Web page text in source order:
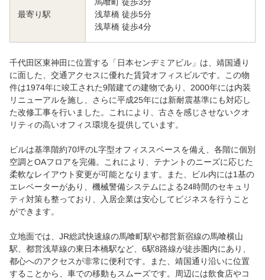
最寄り駅
浅草橋 徒歩5分
浅草橋 徒歩4分
千代田区東神田に位置する「日本センヂミアビル」は、靖国通り
に面した、交通アクセスに優れた賃貸オフィスビルです。この物
件は1974年に竣工された9階建ての建物であり、2000年には内装
リニューアルを施し、さらに平成25年には新耐震基準にも対応し
た改修工事を行いました。これにより、古さを感じさせないクオ
リティの高いオフィス環境を提供しています。
ビルは基準階約70坪のL字型オフィススペースを備え、各階に個別
空調とOAフロアを完備。これにより、テナントのニーズに応じた
柔軟なレイアウト変更が可能となります。また、ビル内には1基の
エレベーターがあり、機械警備システムによる24時間のセキュリ
ティ対策も整っており、入居企業は安心してビジネスを行うこと
ができます。
立地面では、JR総武快速線の馬喰町駅や都営新宿線の馬喰横山
駅、都営浅草線の東日本橋駅など、6駅8路線が徒歩圏内にあり、
都心へのアクセスが非常に便利です。また、靖国通り沿いに位置
することから、車での移動もスムーズです。周辺には飲食店やコ